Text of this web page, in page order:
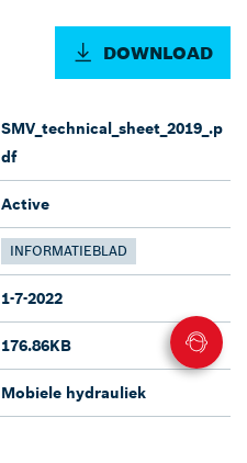
DOWNLOAD
SMV_technical_sheet_2019_.p
df
Active
INFORMATIEBLAD
1-7-2022
176.86KB
Mobiele hydrauliek